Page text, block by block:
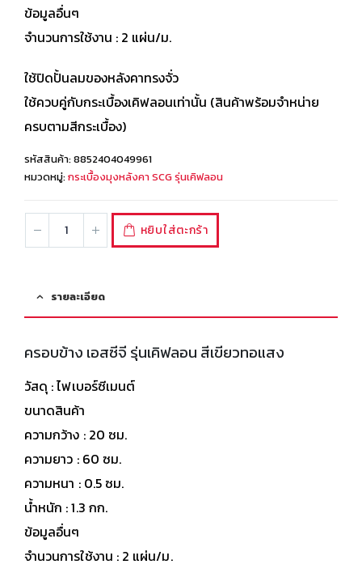
ข้อมูลอื่นๆ
จำนวนการใช้งาน : 2 แผ่น/ม.
ใช้ปิดปั้นลมของหลังคาทรงจั่ว
ใช้ควบคู่กับกระเบื้องเคิฟลอนเท่านั้น (สินค้าพร้อมจำหน่าย
ครบตามสีกระเบื้อง)
รหัสสินค้า:8852404049961
หมวดหมู่:กระเบื้องมุงหลังคา SCG รุ่นเคิฟลอน
หยิบใส่ตะกร้า
รายละเอียด
ครอบข้าง เอสซีจี รุ่นเคิฟลอน สีเขียวทอแสง
วัสดุ : ไฟเบอร์ซีเมนต์
ขนาดสินค้า
ความกว้าง : 20 ซม.
ความยาว : 60 ซม.
ความหนา : 0.5 ซม.
น้ำหนัก : 1.3 กก.
ข้อมูลอื่นๆ
จำนวนการใช้งาน : 2 แผ่น/ม.